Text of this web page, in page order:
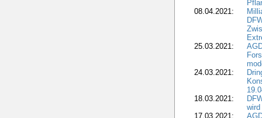
08.04.2021:
25.03.2021:
24.03.2021:
18.03.2021:
17.03.2021: